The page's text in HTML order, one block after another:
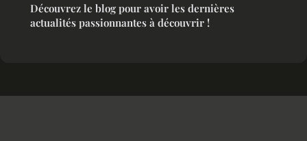
Découvrez le blog pour avoir les dernières
actualités passionnantes à découvrir !